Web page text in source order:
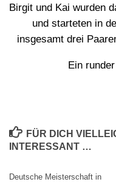
Birgit und Kai wurden
und starteten in
insgesamt drei
Ein
FÜR DICH
INTERESSANT …
Deutsche Meisterschaft in